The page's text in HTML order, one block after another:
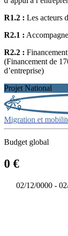
R1.2 : Les acteurs
R2.1 :
R2.2 :
(Financement de
d’entreprise)
Projet National
Migration et
Budget global
0 €
02/12/0000 -